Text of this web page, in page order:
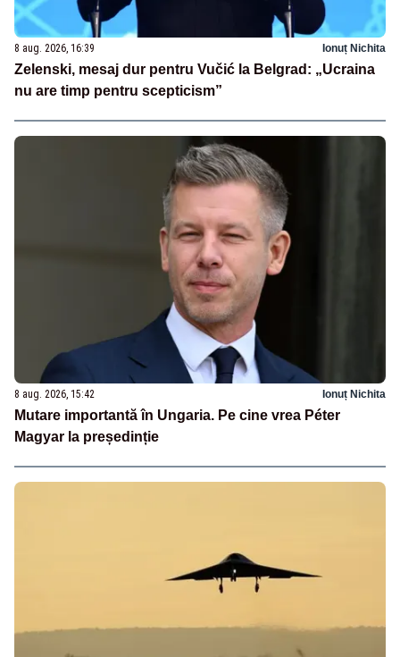
8 aug. 2026, 16:39 Ionuț Nichita
Zelenski, mesaj dur pentru Vučić la Belgrad: „Ucraina
nu are timp pentru scepticism”
8 aug. 2026, 15:42 Ionuț Nichita
Mutare importantă în Ungaria. Pe cine vrea Péter
Magyar la președinție